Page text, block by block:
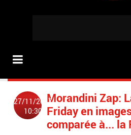
27/11/2017
10:30
Morandini Zap:
Friday en
comparée à... la